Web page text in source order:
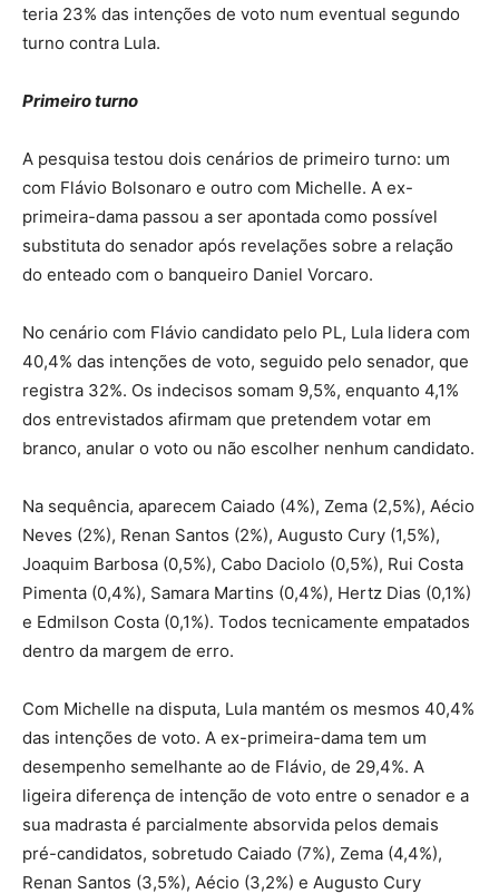
teria 23% das intenções de voto num eventual segundo
turno contra Lula.
Primeiro turno
A pesquisa testou dois cenários de primeiro turno: um
com Flávio Bolsonaro e outro com Michelle. A ex-
primeira-dama passou a ser apontada como possível
substituta do senador após revelações sobre a relação
do enteado com o banqueiro Daniel Vorcaro.
No cenário com Flávio candidato pelo PL, Lula lidera com
40,4% das intenções de voto, seguido pelo senador, que
registra 32%. Os indecisos somam 9,5%, enquanto 4,1%
dos entrevistados afirmam que pretendem votar em
branco, anular o voto ou não escolher nenhum candidato.
Na sequência, aparecem Caiado (4%), Zema (2,5%), Aécio
Neves (2%), Renan Santos (2%), Augusto Cury (1,5%),
Joaquim Barbosa (0,5%), Cabo Daciolo (0,5%), Rui Costa
Pimenta (0,4%), Samara Martins (0,4%), Hertz Dias (0,1%)
e Edmilson Costa (0,1%). Todos tecnicamente empatados
dentro da margem de erro.
Com Michelle na disputa, Lula mantém os mesmos 40,4%
das intenções de voto. A ex-primeira-dama tem um
desempenho semelhante ao de Flávio, de 29,4%. A
ligeira diferença de intenção de voto entre o senador e a
sua madrasta é parcialmente absorvida pelos demais
pré-candidatos, sobretudo Caiado (7%), Zema (4,4%),
Renan Santos (3,5%), Aécio (3,2%) e Augusto Cury